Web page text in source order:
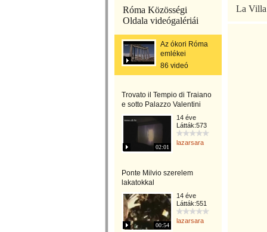
Róma Közösségi
Oldala videógalériái
Az ókori Róma
emlékei
86 videó
Trovato il Tempio di Traiano
e sotto Palazzo Valentini
02:01
14 éve
Látták:573
lazarsara
Ponte Milvio szerelem
lakatokkal
00:54
14 éve
Látták:551
lazarsara
La